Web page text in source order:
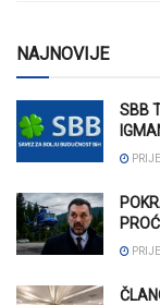
NAJNOVIJE
SBB
PROĆI